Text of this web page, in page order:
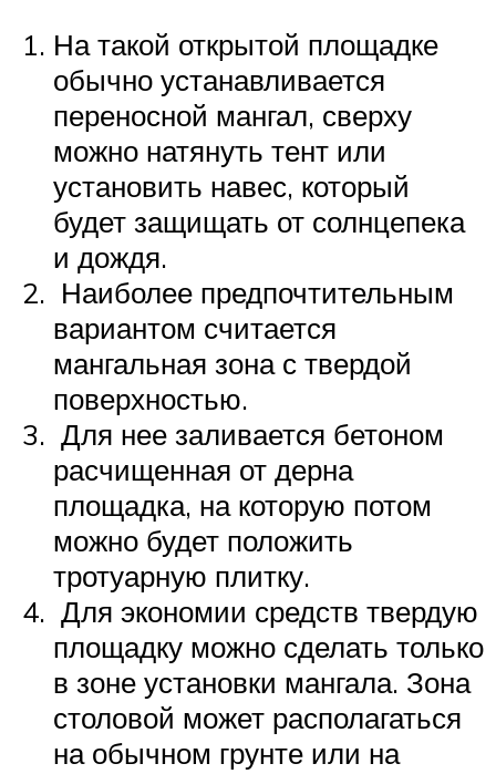
На такой открытой площадке
обычно устанавливается
переносной мангал, сверху
можно натянуть тент или
установить навес, который
будет защищать от солнцепека
и дождя.
Наиболее предпочтительным
вариантом считается
мангальная зона с твердой
поверхностью.
Для нее заливается бетоном
расчищенная от дерна
площадка, на которую потом
можно будет положить
тротуарную плитку.
Для экономии средств твердую
площадку можно сделать только
в зоне установки мангала. Зона
столовой может располагаться
на обычном грунте или на